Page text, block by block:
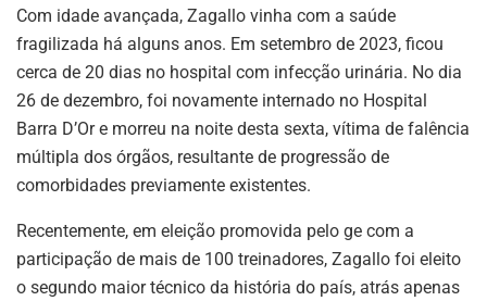
Com idade avançada, Zagallo vinha com a saúde
fragilizada há alguns anos. Em setembro de 2023, ficou
cerca de 20 dias no hospital com infecção urinária. No dia
26 de dezembro, foi novamente internado no Hospital
Barra D’Or e morreu na noite desta sexta, vítima de falência
múltipla dos órgãos, resultante de progressão de
comorbidades previamente existentes.
Recentemente, em eleição promovida pelo ge com a
participação de mais de 100 treinadores, Zagallo foi eleito
o segundo maior técnico da história do país, atrás apenas